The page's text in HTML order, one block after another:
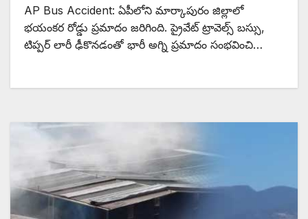
AP Bus Accident: ఏపీలోని మార్కాపురం జిల్లాలో
భయంకర రోడ్డు ప్రమాదం జరిగింది. ప్రైవేట్ ట్రావెల్స్ బస్సు,
టిప్పర్ లారీ ఢీకొనడంతో భారీ అగ్ని ప్రమాదం సంభవించి…